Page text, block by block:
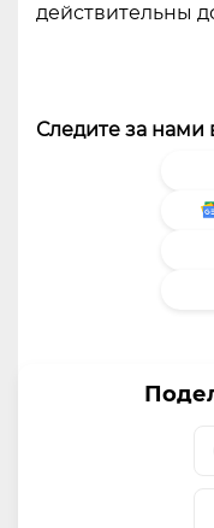
действительны
Следите за нами